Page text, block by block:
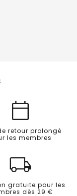
retour prolongé
les membres
gratuite pour les
dès 29 €